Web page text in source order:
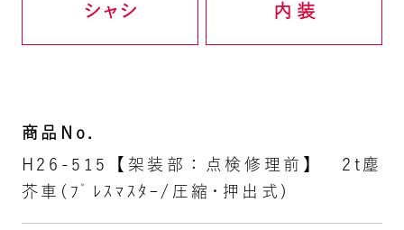
シャシ 内 装
商品No.
H26-515【架装部：点検修理前】 2t塵
芥車(ﾌﾟﾚｽﾏｽﾀｰ/圧縮･押出式)